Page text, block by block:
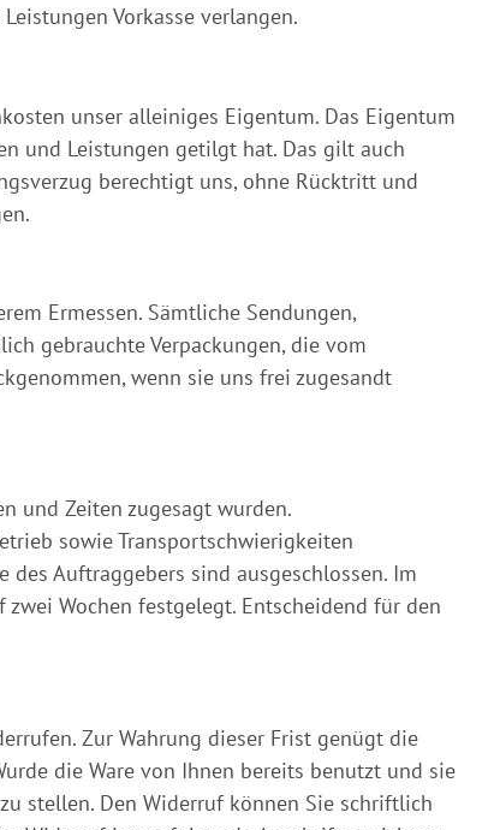
Vorkasse verlangen.
unser alleiniges Eigentum. Das Eigentum
und Leistungen getilgt hat. Das gilt auch
berechtigt uns, ohne Rücktritt und
Ermessen. Sämtliche Sendungen,
gebrauchte Verpackungen, die vom
wenn sie uns frei zugesandt
und Zeiten zugesagt wurden.
sowie Transportschwierigkeiten
Auftraggebers sind ausgeschlossen. Im
Wochen festgelegt. Entscheidend für den
Zur Wahrung dieser Frist genügt die
die Ware von Ihnen bereits benutzt und sie
stellen. Den Widerruf können Sie schriftlich